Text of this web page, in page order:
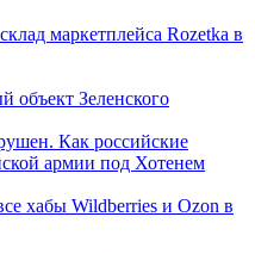
маркетплейса Rozetka в
объект Зеленского
Как российские
армии под Хотенем
хабы Wildberries и Ozon в